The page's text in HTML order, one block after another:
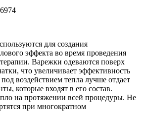
для создания
эффекта во время проведения
Варежки одеваются поверх
что увеличивает эффективность
воздействием тепла лучше отдает
которые входят в его состав.
на протяжении всей процедуры. Не
при многократном